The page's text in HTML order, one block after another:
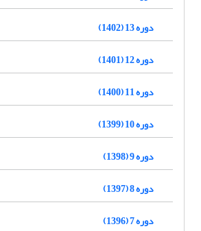
دوره 13 (1402)
دوره 12 (1401)
دوره 11 (1400)
دوره 10 (1399)
دوره 9 (1398)
دوره 8 (1397)
دوره 7 (1396)